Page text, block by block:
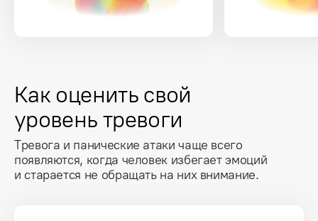
Как оценить свой
уровень тревоги
Тревога и панические атаки чаще всего
появляются, когда человек избегает эмоций
и старается не обращать на них внимание.